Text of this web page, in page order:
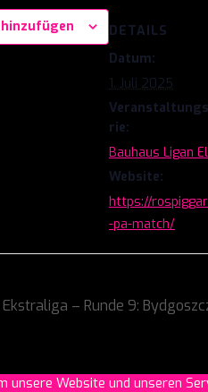
DETAILS
Datum:
1. Juli 2025
rie:
Bauhaus Ligan
Website:
https://
-pa-match/
– Runde 9:
unsere Website und unseren